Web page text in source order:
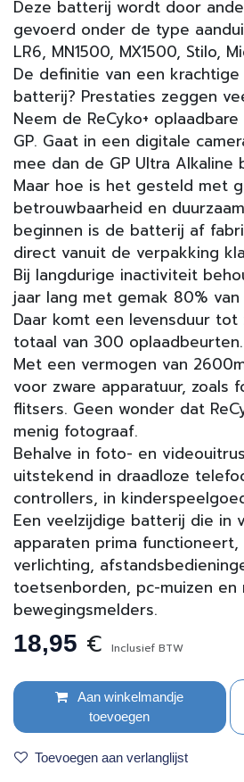
Deze batterij wordt door
gevoerd onder de type
LR6, MN1500, MX1500, Stilo,
De definitie van een
batterij? Prestaties zeggen
Neem de ReCyko+
GP. Gaat in een digitale
mee dan de GP Ultra Alkaline
Maar hoe is het gesteld met
betrouwbaarheid en
beginnen is de batterij af
direct vanuit de verpakking
Bij langdurige inactiviteit
jaar lang met gemak 80%
Daar komt een levensduur
totaal van 300 oplaadbeurten.
Met een vermogen van
voor zware apparatuur, zoals
flitsers. Geen wonder dat
menig fotograaf.
Behalve in foto- en
uitstekend in draadloze
controllers, in
Een veelzijdige batterij die in
apparaten prima functioneert,
verlichting,
toetsenborden, pc-muizen en
bewegingsmelders.
18,95 € Inclusief BTW
Aan winkelmandje
toevoegen
Toevoegen aan verlanglijst